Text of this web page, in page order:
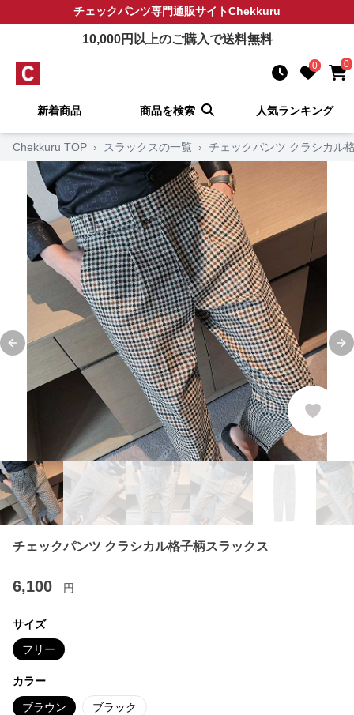
チェックパンツ専門通販サイトChekkuru
10,000円以上のご購入で送料無料
0 0
新着商品 商品を検索 人気ランキング
Chekkuru TOP › スラックスの一覧 › チェックパンツ クラシカル
Previous slide
チェックパンツ クラシカル格子柄スラックス
6,100 円
サイズ
フリー
カラー
ブラウン ブラック